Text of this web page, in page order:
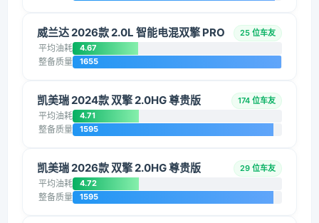
威兰达 2026款 2.0L 智能电混双擎 PRO 25 位车友
平均油耗 4.67
整备质量 1655
凯美瑞 2024款 双擎 2.0HG 尊贵版 174 位车友
平均油耗 4.71
整备质量 1595
凯美瑞 2026款 双擎 2.0HG 尊贵版 29 位车友
平均油耗 4.72
整备质量 1595